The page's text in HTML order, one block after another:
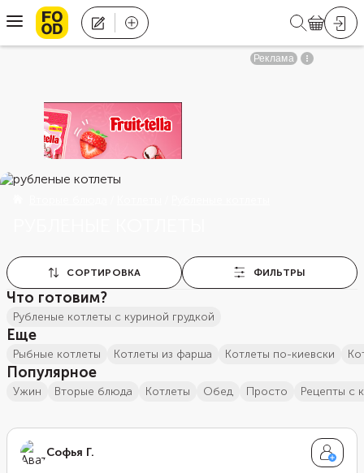
СОРТИРОВКА ФИЛЬТРЫ
Что готовим?
рубленые котлеты с куриной грудкой
Еще
рыбные котлеты котлеты из фарша котлеты по-киевски
Популярное
ужин вторые блюда котлеты обед просто рецепты с
Софья Г.